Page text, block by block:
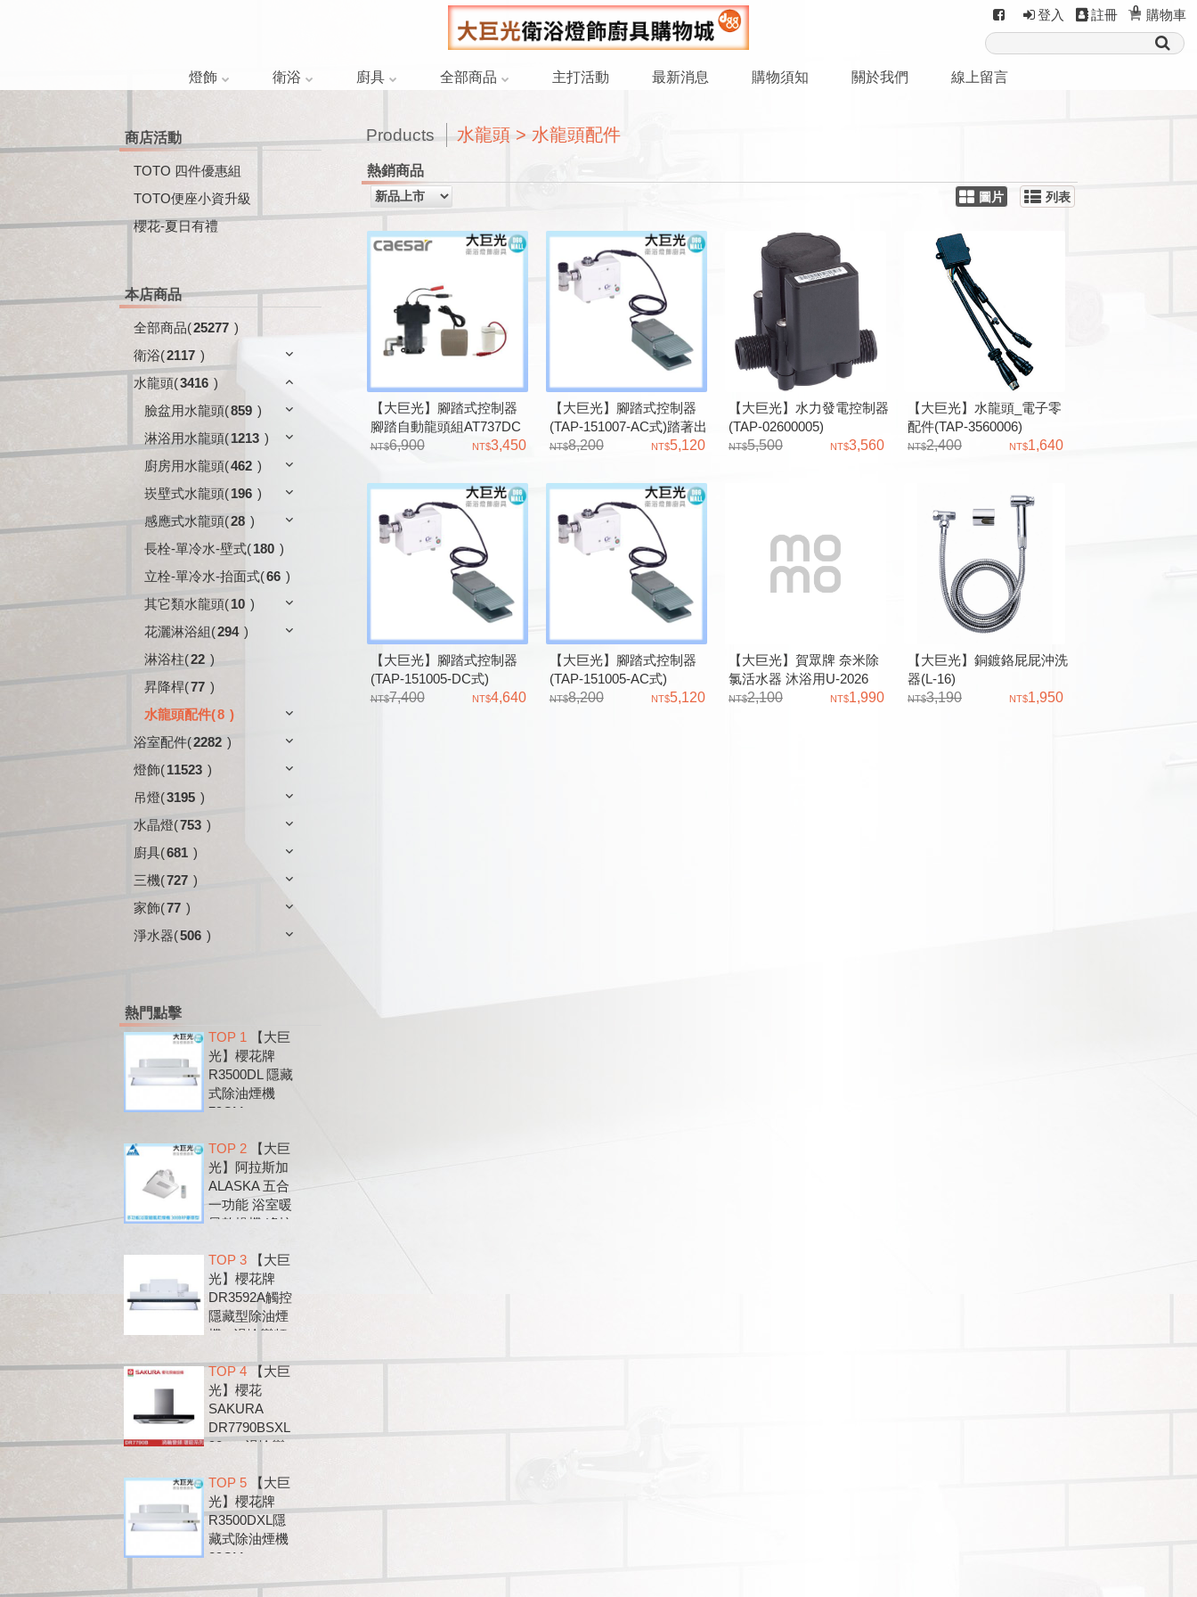
登入 註冊 0 購物車
燈飾 衛浴 廚具 全部商品 主打活動 最新消息 購物須知 關於我們 線上留言
商店活動
TOTO 四件優惠組
TOTO便座小資升級
櫻花-夏日有禮
本店商品
全部商品(25277 )
衛浴(2117 )
水龍頭(3416 )
臉盆用水龍頭(859 )
淋浴用水龍頭(1213 )
廚房用水龍頭(462 )
崁壁式水龍頭(196 )
感應式水龍頭(28 )
長栓-單冷水-壁式(180 )
立栓-單冷水-抬面式(66 )
其它類水龍頭(10 )
花灑淋浴組(294 )
淋浴柱(22 )
昇降桿(77 )
水龍頭配件(8 )
浴室配件(2282 )
燈飾(11523 )
吊燈(3195 )
水晶燈(753 )
廚具(681 )
三機(727 )
家飾(77 )
淨水器(506 )
熱門點擊
TOP 1
【大巨
光】櫻花牌
R3500DL 隱藏
式除油煙機
79CM
TOP 2【大巨
光】阿拉斯加
ALASKA 五合
一功能 浴室暖
風乾燥機 遙控
TOP 3【大巨
光】櫻花牌
DR3592A觸控
隱藏型除油煙
機 - 渦輪變頻
TOP 4【大巨
光】櫻花
SAKURA
DR7790BSXL
90cm 渦輪變
除油煙機
DR7790B
TOP 5【大巨
光】櫻花牌
R3500DXL隱
藏式除油煙機
89CM
Products 水龍頭 > 水龍頭配件
熱銷商品
圖片 列表
【大巨光】腳踏式控制器
腳踏自動龍頭組AT737DC
6,900
3,450
【大巨光】腳踏式控制器
(TAP-151007-AC式)踏著出
水，放掉關水
8,200 5,120
【大巨光】水力發電控制器
(TAP-02600005)
5,500
3,560
【大巨光】水龍頭_電子零
配件(TAP-3560006)
2,400
1,640
【大巨光】腳踏式控制器
(TAP-151005-DC式)
7,400
4,640
【大巨光】腳踏式控制器
(TAP-151005-AC式)
8,200
5,120
【大巨光】賀眾牌 奈米除
氯活水器 沐浴用U-2026
2,100
1,990
【大巨光】銅鍍鉻屁屁沖洗
器(L-16)
3,190
1,950